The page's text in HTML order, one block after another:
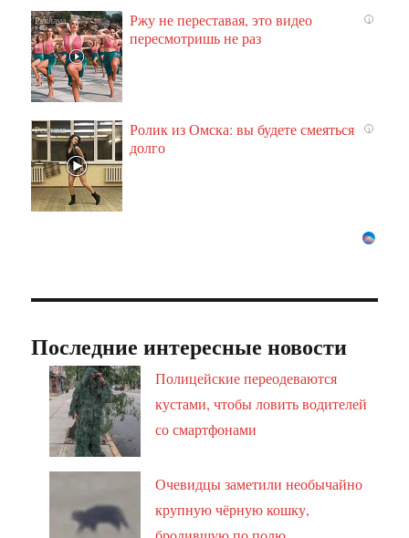
i
Ржу не переставая, это видео
пересмотришь не раз
i
Ролик из Омска: вы будете смеяться
долго
Последние интересные новости
Полицейские переодеваются
кустами, чтобы ловить водителей
со смартфонами
Очевидцы заметили необычайно
крупную чёрную кошку,